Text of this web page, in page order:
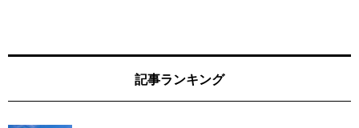
記事ランキング